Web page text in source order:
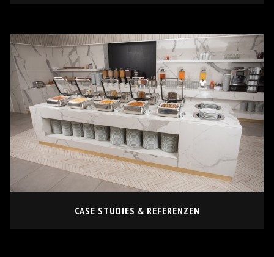
CASE STUDIES & REFERENZEN